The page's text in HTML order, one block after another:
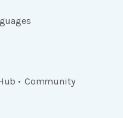
Community